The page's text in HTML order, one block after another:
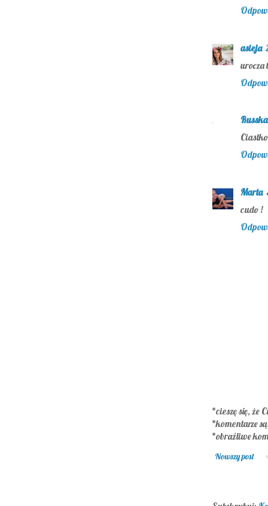
asieja
urocza
Marta
cudo !
*cieszę się, że
*komentarze
*obraźliwe
Nowszy post